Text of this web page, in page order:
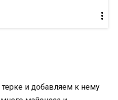
и добавляем к нему